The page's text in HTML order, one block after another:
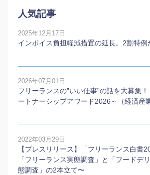
人気記事
2025年12月17日
インボイス負担軽減措置の延長。2割特例
2026年07月01日
フリーランスの”いい仕事”の話を大募集
ートナーシップアワード2026～（経済産
2022年03月29日
【プレスリリース】「フリーランス白書
「フリーランス実態調査」と「フードデ
態調査」の2本⽴て〜